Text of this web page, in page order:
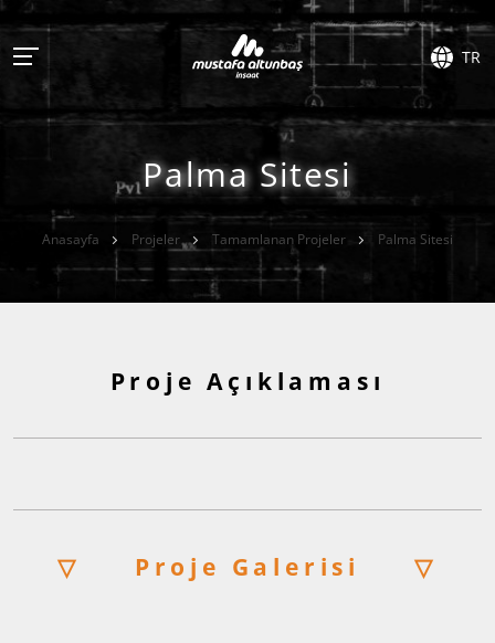
TR
Palma Sitesi
Anasayfa Projeler Tamamlanan Projeler Palma Sitesi
Proje Açıklaması
▽ Proje Galerisi▽